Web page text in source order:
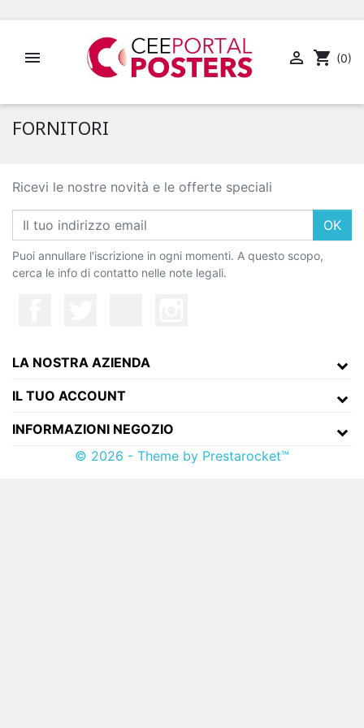
  shopping_cart (0)
FORNITORI
Ricevi le nostre novità e le offerte speciali
OK
Puoi annullare l'iscrizione in ogni momenti. A questo scopo,
cerca le info di contatto nelle note legali.
LA NOSTRA AZIENDA
IL TUO ACCOUNT
INFORMAZIONI NEGOZIO
© 2026 - Theme by Prestarocket™